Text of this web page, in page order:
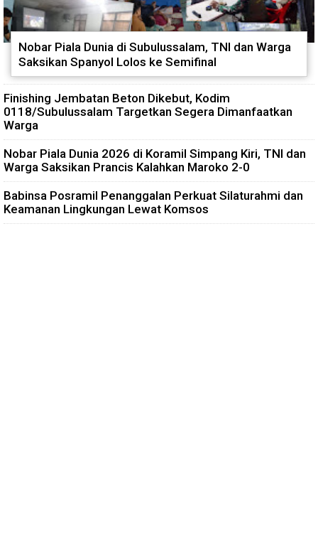
Nobar Piala Dunia di Subulussalam, TNI dan Warga
Saksikan Spanyol Lolos ke Semifinal
Finishing Jembatan Beton Dikebut, Kodim
0118/Subulussalam Targetkan Segera Dimanfaatkan
Warga
Nobar Piala Dunia 2026 di Koramil Simpang Kiri, TNI dan
Warga Saksikan Prancis Kalahkan Maroko 2-0
Babinsa Posramil Penanggalan Perkuat Silaturahmi dan
Keamanan Lingkungan Lewat Komsos